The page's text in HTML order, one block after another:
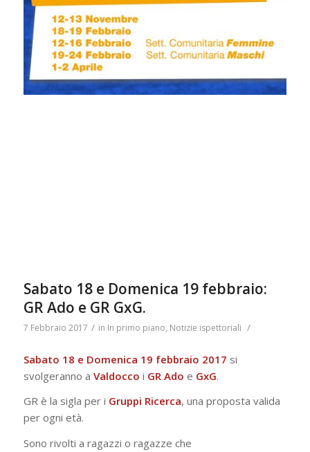
Sabato 18 e Domenica 19 febbraio:
GR Ado e GR GxG.
7 Febbraio 2017 / in In primo piano, Notizie ispettoriali /
Sabato 18 e Domenica 19 febbraio 2017 si
svolgeranno a Valdocco i GR Ado e GxG.
GR è la sigla per i Gruppi Ricerca, una proposta valida
per ogni età.
Sono rivolti a ragazzi o ragazze che